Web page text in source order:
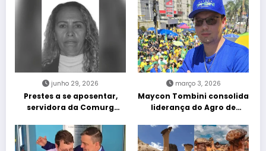
junho 29, 2026
Prestes a se aposentar,
servidora da Comurg
entra em protocolo de
morte encefálica
março 3, 2026
Maycon Tombini consolida
liderança do Agro de
“Acorda Brasil” em Goiânia